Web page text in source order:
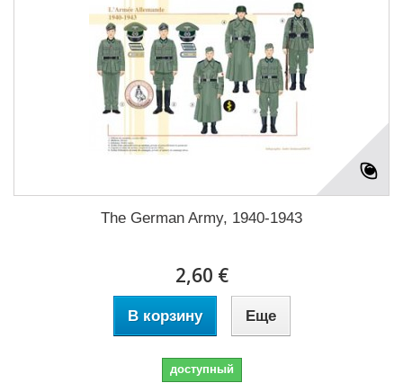
The German Army, 1940-1943
2,60 €
В корзину Еще
доступный